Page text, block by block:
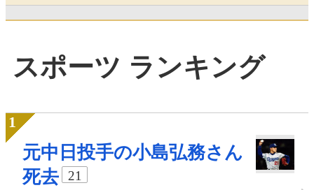
スポーツ ランキング
元中日投手の小島弘務さん
死去
21